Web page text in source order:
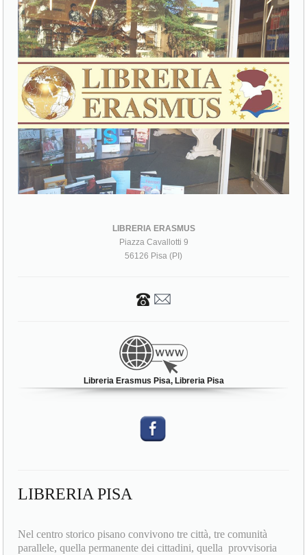
LIBRERIA ERASMUS
Piazza Cavallotti 9
56126 Pisa (PI)
Libreria Erasmus Pisa, Libreria Pisa
LIBRERIA PISA
Nel centro storico pisano convivono tre città, tre comunità
parallele, quella permanente dei cittadini, quella provvisoria